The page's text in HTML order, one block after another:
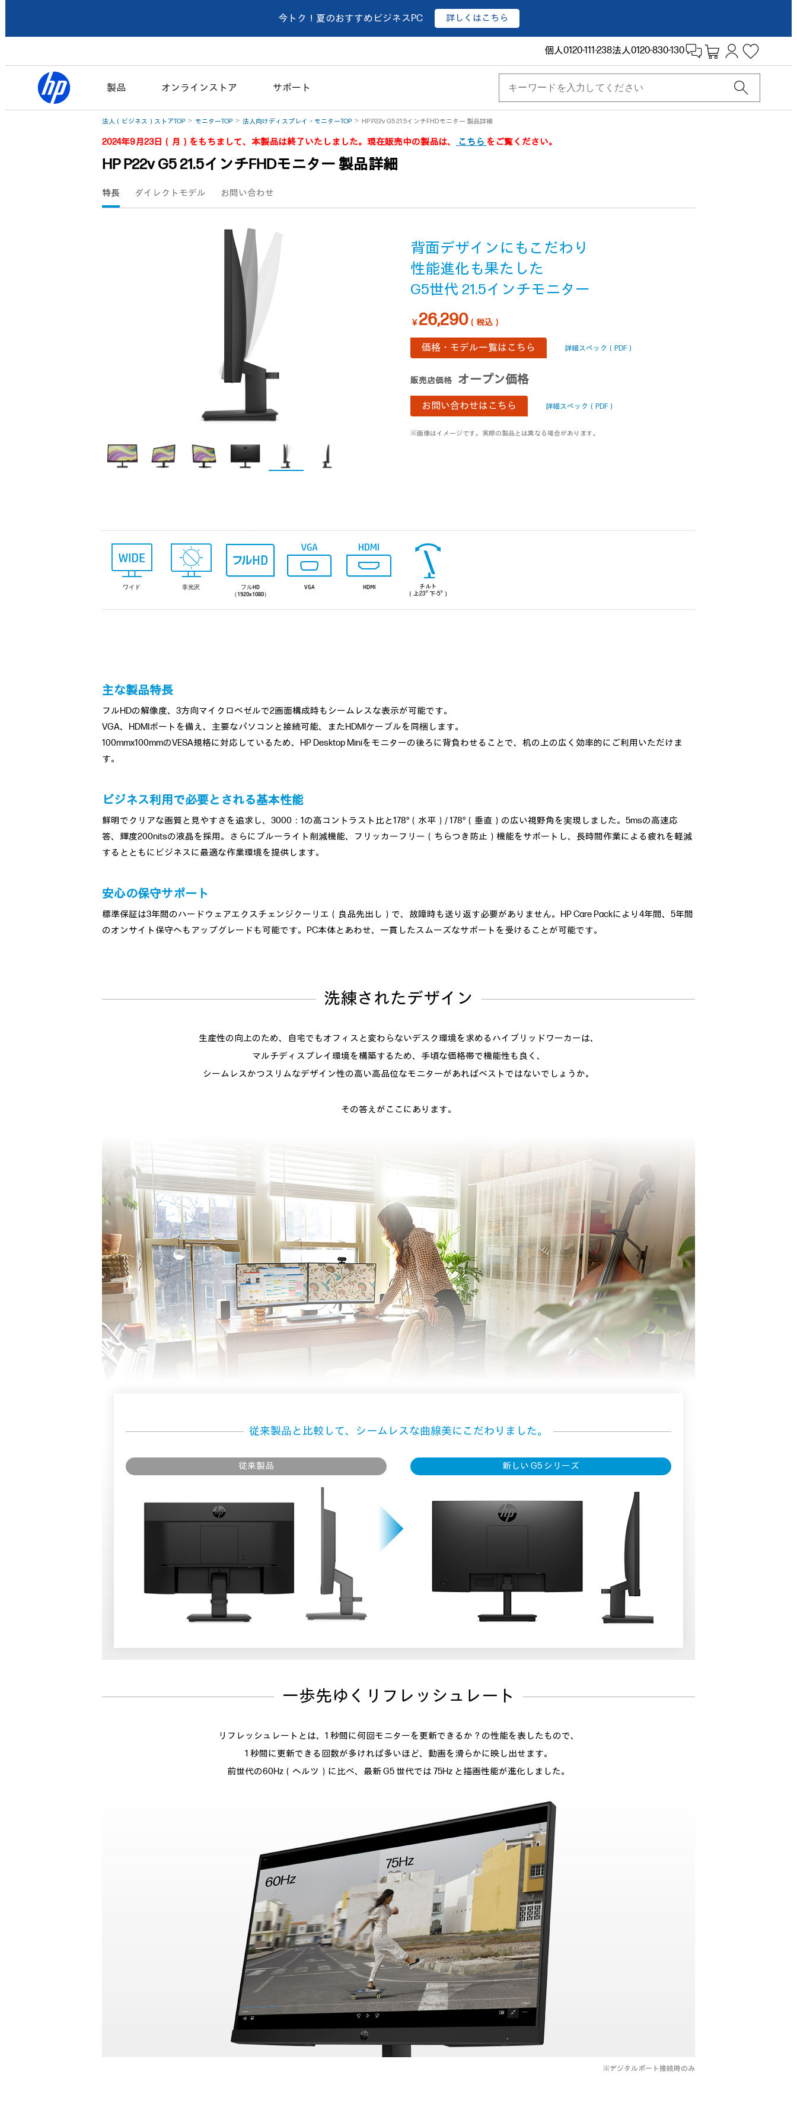
今トク！夏のおすすめビジネスPC 詳しくはこちら
個人0120-111-238法人0120-830-130
製品 オンラインストア サポート
法人（ビジネス）ストアTOP モニターTOP 法人向けディスプレイ・モニターTOP HP P22v G5 21.5インチFHDモニター 製品詳細
2024年9月23日（月）をもちまして、本製品は終了いたしました。現在販売中の製品は、 こちら をご覧ください。
HP P22v G5 21.5インチFHDモニター 製品詳細
特長 ダイレクトモデル お問い合わせ
背面デザインにもこだわり
性能進化も果たした
G5世代 21.5インチモニター
￥26,290（税込）
価格・モデル一覧はこちら 詳細スペック（PDF）
販売店価格 オープン価格
お問い合わせはこちら 詳細スペック（PDF）
※画像はイメージです。実際の製品とは異なる場合があります。
ワイド 非光沢
フルHD
（1920x1080）
VGA HDMI
チルト
（上23° 下-5°）
主な製品特長
フルHDの解像度、3方向マイクロベゼルで2画面構成時もシームレスな表示が可能です。
VGA、HDMIポートを備え、主要なパソコンと接続可能、またHDMIケーブルを同梱します。
100mmx100mmのVESA規格に対応しているため、HP Desktop Miniをモニターの後ろに背負わせることで、机の上の広く効率的にご利用いただけま
す。
ビジネス利用で必要とされる基本性能
鮮明でクリアな画質と見やすさを追求し、3000：1の高コントラスト比と178°（水平）/ 178°（垂直）の広い視野角を実現しました。5msの高速応
答、輝度200nitsの液晶を採用。さらにブルーライト削減機能、フリッカーフリー（ちらつき防止）機能をサポートし、長時間作業による疲れを軽減
するとともにビジネスに最適な作業環境を提供します。
安心の保守サポート
標準保証は3年間のハードウェアエクスチェンジクーリエ（良品先出し）で、故障時も送り返す必要がありません。HP Care Packにより4年間、5年間
のオンサイト保守へもアップグレードも可能です。PC本体とあわせ、一貫したスムーズなサポートを受けることが可能です。
洗練されたデザイン
生産性の向上のため、自宅でもオフィスと変わらないデスク環境を求めるハイブリッドワーカーは、
マルチディスプレイ環境を構築するため、手頃な価格帯で機能性も良く、
シームレスかつスリムなデザイン性の高い高品位なモニターがあればベストではないでしょうか。
その答えがここにあります。
従来製品と比較して、シームレスな曲線美にこだわりました。
従来製品 新しい G5 シリーズ
一歩先ゆくリフレッシュレート
リフレッシュレートとは、1 秒間に何回モニターを更新できるか？の性能を表したもので、
1 秒間に更新できる回数が多ければ多いほど、動画を滑らかに映し出せます。
前世代の60Hz（ヘルツ）に比べ、最新 G5 世代では 75Hz と描画性能が進化しました。
※デジタルポート接続時のみ